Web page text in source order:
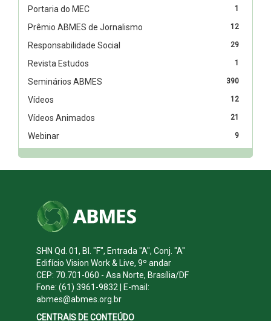
1
Portaria do MEC
12
Prêmio ABMES de Jornalismo
29
Responsabilidade Social
1
Revista Estudos
390
Seminários ABMES
12
Vídeos
21
Vídeos Animados
9
Webinar
SHN Qd. 01, Bl. "F", Entrada "A", Conj. "A"
Edifício Vision Work & Live, 9º andar
CEP: 70.701-060 - Asa Norte, Brasília/DF
Fone: (61) 3961-9832 | E-mail:
abmes@abmes.org.br
CENTRAIS DE CONTEÚDO